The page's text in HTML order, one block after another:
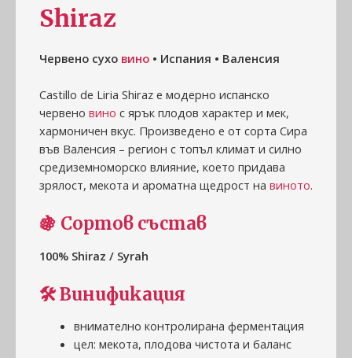
Shiraz
Червено сухо вино • Испания • Валенсия
Castillo de Liria Shiraz е модерно испанско
червено вино с ярък плодов характер и мек,
хармоничен вкус. Произведено е от сорта Сира
във Валенсия – регион с топъл климат и силно
средиземноморско влияние, което придава
зрялост, мекота и ароматна щедрост на виното.
🍇 Сортов състав
100% Shiraz / Syrah
🛠️Винификация
внимателно контролирана ферментация
цел: мекота, плодова чистота и баланс